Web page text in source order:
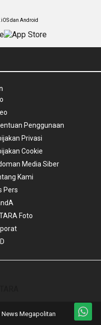
dan Android
Penggunaan
Privasi
Cookie
Media Siber
Kami
Pers
Foto
Megapolitan